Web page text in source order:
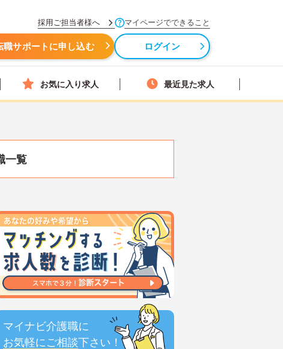
採用ご担当者様へ マイページでできること
職サポートに申し込む ログイン
お気に入り求人 最近見た求人
一覧
マイナビ介護職に
お気軽にご相談下さい！